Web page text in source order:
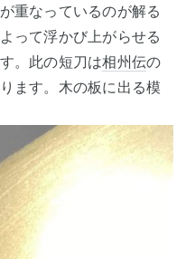
重なっているのが解る
って浮かび上がらせる
。此の短刀は相州伝の
ます。木の板に出る模